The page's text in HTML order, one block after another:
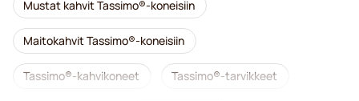
Mustat kahvit Tassimo®-koneisiin
Maitokahvit Tassimo®-koneisiin
Tassimo®-kahvikoneet Tassimo®-tarvikkeet